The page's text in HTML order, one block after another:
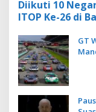
Diikuti 10
ITOP Ke-26 di
GT